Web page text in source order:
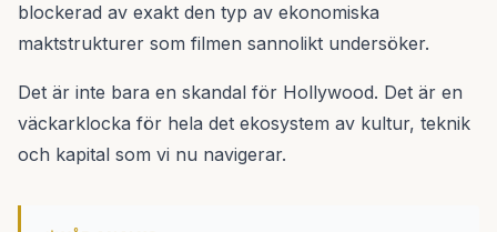
blockerad av exakt den typ av ekonomiska
maktstrukturer som filmen sannolikt undersöker.
Det är inte bara en skandal för Hollywood. Det är en
väckarklocka för hela det ekosystem av kultur, teknik
och kapital som vi nu navigerar.